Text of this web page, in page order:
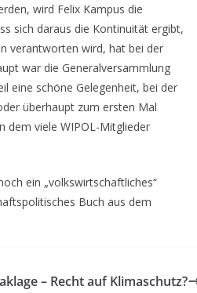
wird Felix Kampus die
sich daraus die Kontinuität ergibt,
verantworten wird, hat bei der
war die Generalversammlung
eine schöne Gelegenheit, bei der
überhaupt zum ersten Mal
dem viele WIPOL-Mitglieder
ein „volkswirtschaftliches“
Buch aus dem
– Recht auf Klimaschutz?